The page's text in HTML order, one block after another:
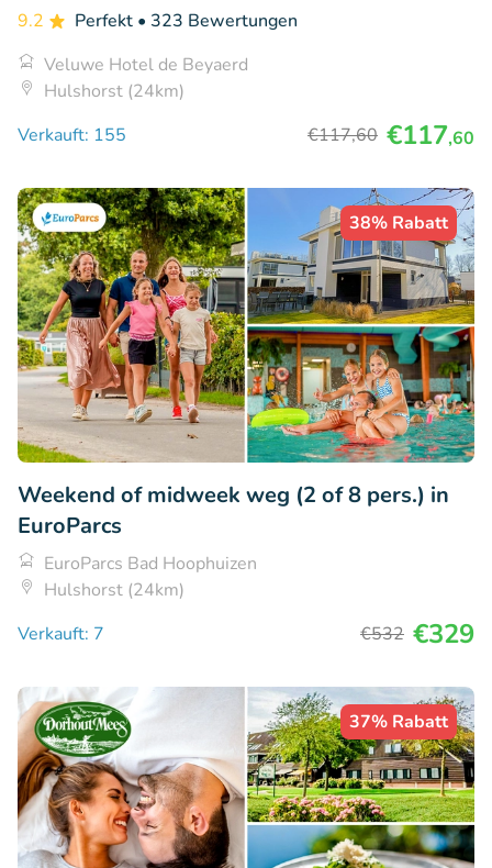
9.2 Perfekt • 323 Bewertungen
Veluwe Hotel de Beyaerd
Hulshorst (24km)
Verkauft: 155
€117,60 €117,60
38% Rabatt
Weekend of midweek weg (2 of 8 pers.) in
EuroParcs
EuroParcs Bad Hoophuizen
Hulshorst (24km)
Verkauft: 7
€532 €329
37% Rabatt